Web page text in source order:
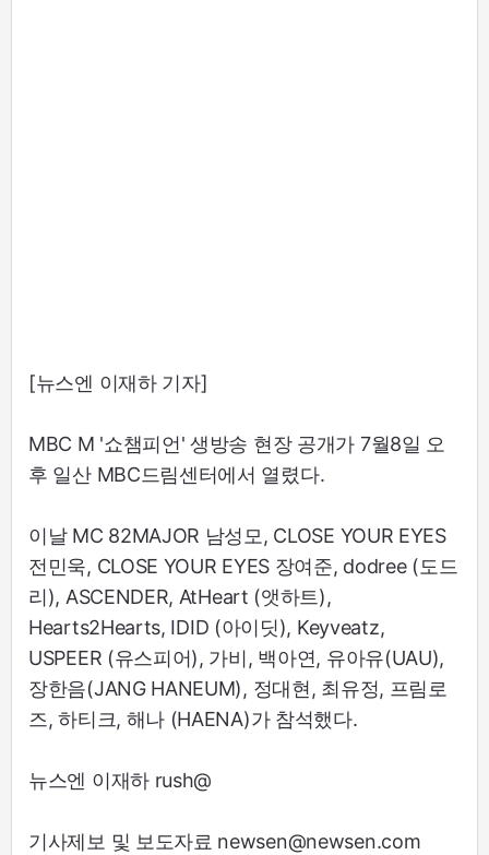
[뉴스엔 이재하 기자]
MBC M '쇼챔피언' 생방송 현장 공개가 7월8일 오
후 일산 MBC드림센터에서 열렸다.
이날 MC 82MAJOR 남성모, CLOSE YOUR EYES
전민욱, CLOSE YOUR EYES 장여준, dodree (도드
리), ASCENDER, AtHeart (앳하트),
Hearts2Hearts, IDID (아이딧), Keyveatz,
USPEER (유스피어), 가비, 백아연, 유아유(UAU),
장한음(JANG HANEUM), 정대현, 최유정, 프림로
즈, 하티크, 해나 (HAENA)가 참석했다.
뉴스엔 이재하 rush@
기사제보 및 보도자료 newsen@newsen.com